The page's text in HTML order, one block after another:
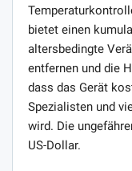
bietet einen
altersbedingte
entfernen und die
dass das Gerät
Spezialisten und
wird. Die
US-Dollar.